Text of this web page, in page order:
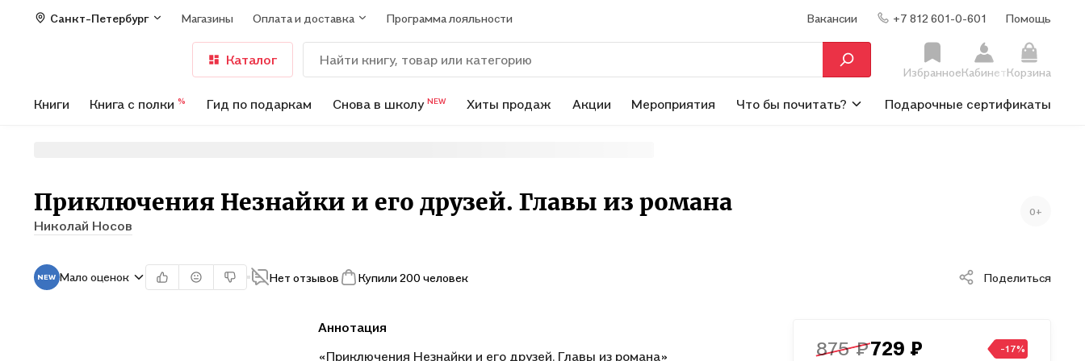
Санкт-Петербург Магазины Оплата и доставка Программа лояльности Вакансии +7 812 601-0-601 Помощь
Каталог
ИзбранноеКабинетКорзина
Книги Книга с полки % Гид по подаркам Снова в школу NEW Хиты продаж Акции Мероприятия Что бы почитать? Подарочные сертификаты
Приключения Незнайки и его друзей. Главы из романа
Николай Носов
0+
Мало оценок Нет отзывов Купили 200 человек Поделиться
Аннотация
«Приключения Незнайки и его друзей. Главы из романа»
875 ₽729 ₽ -17%